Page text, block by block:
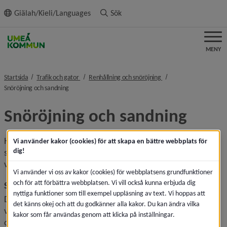
innehållet
Giälah/Kieli/Languages Sök
MENY
Startsida Trafik och gator nivå i brödsmulenavigeringen
Renhållning och snöröjning nivå i
Snöröjning och sandningnivå i brödsmulenavigeringen
Snöröjning och sandning
Här finns information om vinterväghållning via en
snödagbok och plogkarta, och länkar till information om
väder och trafik.
Snödagbok
Du kan prenumerera och få ett mejl med information om
var, hur och när arbete med snöröjning, halkbekämpning
och annan vinterväghållning pågår. Den uppdateras av
Vi använder kakor (cookies) för att skapa en bättre webbplats för
dig!
Vi använder vi oss av kakor (cookies) för webbplatsens grundfunktioner
och för att förbättra webbplatsen. Vi vill också kunna erbjuda dig
nyttiga funktioner som till exempel uppläsning av text. Vi hoppas att
det känns okej och att du godkänner alla kakor. Du kan ändra vilka
kakor som får användas genom att klicka på inställningar.